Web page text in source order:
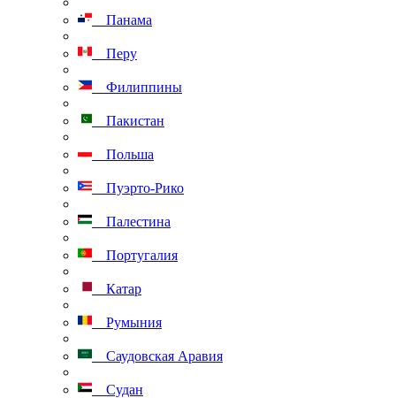
Панама
Перу
Филиппины
Пакистан
Польша
Пуэрто-Рико
Палестина
Португалия
Катар
Румыния
Саудовская Аравия
Судан